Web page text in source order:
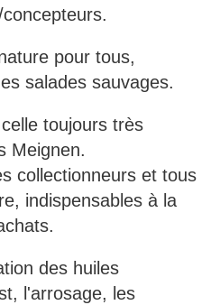
pour tous,
salades sauvages.
toujours très
Meignen.
collectionneurs et tous
indispensables à la
des huiles
l'arrosage, les